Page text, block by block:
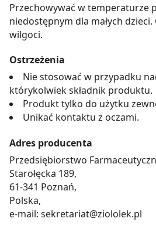
Przechowywać w temperaturze
niedostępnym dla małych dzieci.
wilgoci.
Ostrzeżenia
Nie stosować w przypadku
którykolwiek składnik produktu.
Produkt tylko do użytku
Unikać kontaktu z oczami.
Adres producenta
Przedsiębiorstwo
Starołęcka 189,
61-341 Poznań,
Polska,
e-mail: sekretariat@ziololek.pl